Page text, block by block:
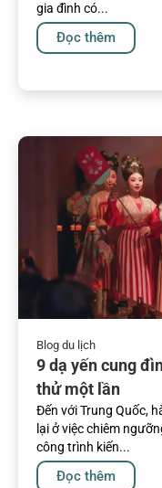
gia đình có...
Đọc thêm
Blog du lịch
9 dạ yến cung
thử một lần
Đến với Trung Quốc,
lại ở việc chiêm
công trình kiến...
Đọc thêm